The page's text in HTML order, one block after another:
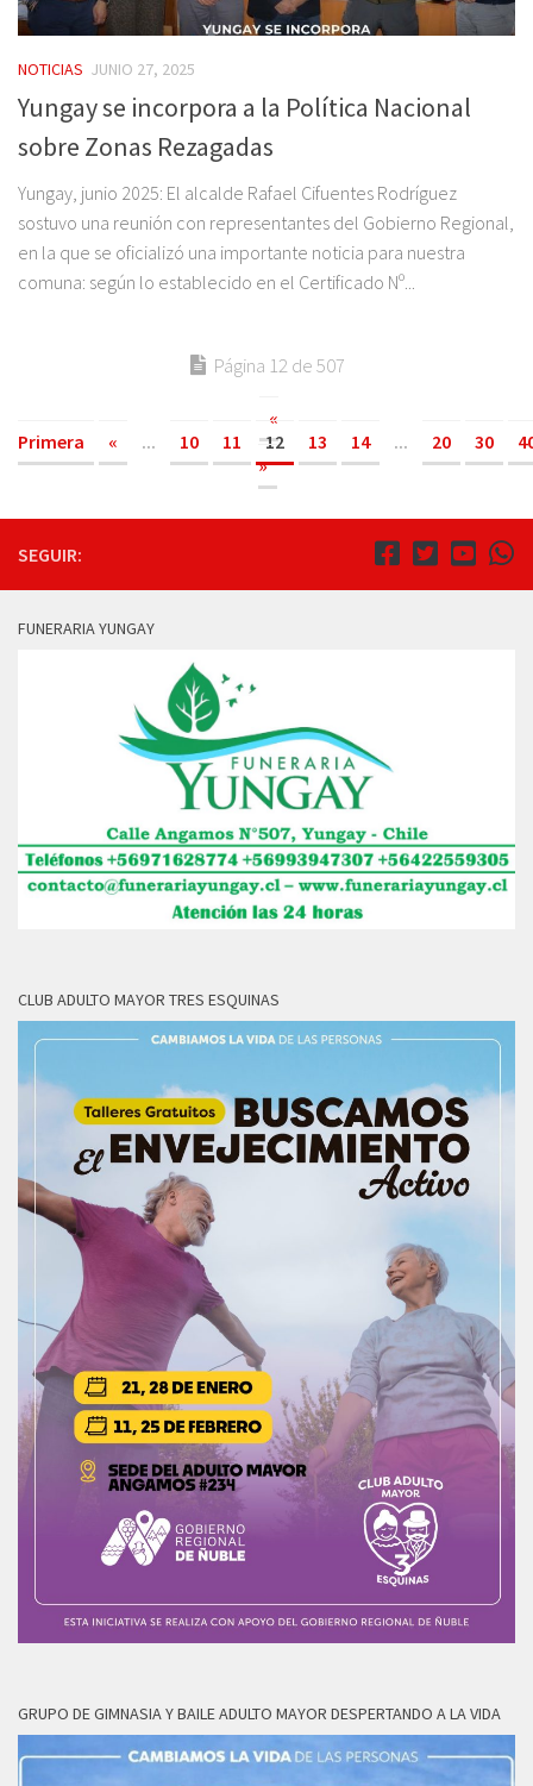
NOTICIAS JUNIO 27, 2025
Yungay se incorpora a la Política Nacional
sobre Zonas Rezagadas
Yungay, junio 2025: El alcalde Rafael Cifuentes Rodríguez
sostuvo una reunión con representantes del Gobierno Regional,
en la que se oficializó una importante noticia para nuestra
comuna: según lo establecido en el Certificado Nº...
Página 12 de 507
«
Primera
« ... 10 11 12 13 14 ... 20 30
»
SEGUIR:
FUNERARIA YUNGAY
CLUB ADULTO MAYOR TRES ESQUINAS
GRUPO DE GIMNASIA Y BAILE ADULTO MAYOR DESPERTANDO A LA VIDA